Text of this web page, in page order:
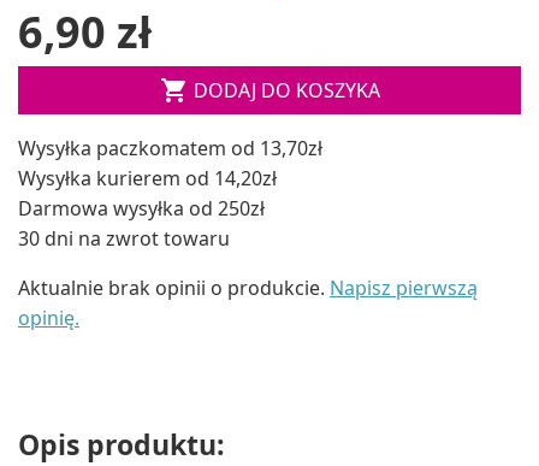
6,90 zł
 DODAJ DO KOSZYKA
Wysyłka paczkomatem od 13,70zł
Wysyłka kurierem od 14,20zł
Darmowa wysyłka od 250zł
30 dni na zwrot towaru
Aktualnie brak opinii o produkcie. Napisz pierwszą
opinię.
Opis produktu: